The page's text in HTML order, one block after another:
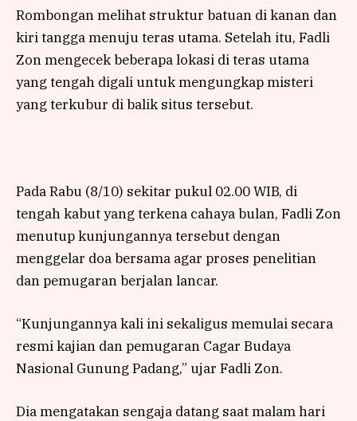
Rombongan melihat struktur batuan di kanan dan
kiri tangga menuju teras utama. Setelah itu, Fadli
Zon mengecek beberapa lokasi di teras utama
yang tengah digali untuk mengungkap misteri
yang terkubur di balik situs tersebut.
Pada Rabu (8/10) sekitar pukul 02.00 WIB, di
tengah kabut yang terkena cahaya bulan, Fadli Zon
menutup kunjungannya tersebut dengan
menggelar doa bersama agar proses penelitian
dan pemugaran berjalan lancar.
“Kunjungannya kali ini sekaligus memulai secara
resmi kajian dan pemugaran Cagar Budaya
Nasional Gunung Padang,” ujar Fadli Zon.
Dia mengatakan sengaja datang saat malam hari